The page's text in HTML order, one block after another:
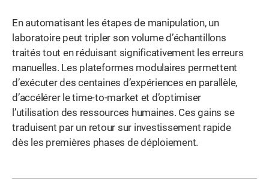
En automatisant les étapes de manipulation, un
laboratoire peut tripler son volume d’échantillons
traités tout en réduisant significativement les erreurs
manuelles. Les plateformes modulaires permettent
d’exécuter des centaines d’expériences en parallèle,
d’accélérer le time-to-market et d’optimiser
l’utilisation des ressources humaines. Ces gains se
traduisent par un retour sur investissement rapide
dès les premières phases de déploiement.